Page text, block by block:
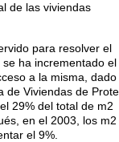
de las viviendas
para resolver el
ha incrementado el
a la misma, dado
de Viviendas de
29% del total de m2
en el 2003, los m2
el 9%.